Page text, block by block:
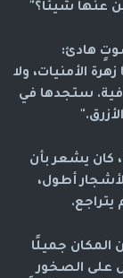
عنها شيئًا؟"
هادئ:
الأمنيات، ولا
ستجدها في
كان يشعر بأن
أطول،
يتراجع.
المكان جميلًا
الصخور